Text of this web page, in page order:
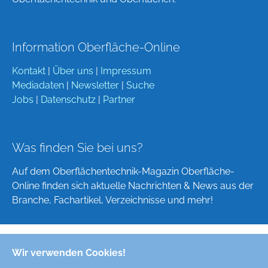
Wir verwenden Cookies!
Information Oberfläche-Online
Kontakt | Über uns | Impressum
Mediadaten | Newsletter | Suche
Jobs | Datenschutz | Partner
Was finden Sie bei uns?
Auf dem Oberflächentechnik-Magazin Oberfläche-
Online finden sich aktuelle Nachrichten & News aus der
Branche, Fachartikel, Verzeichnisse und mehr!
Deutsch